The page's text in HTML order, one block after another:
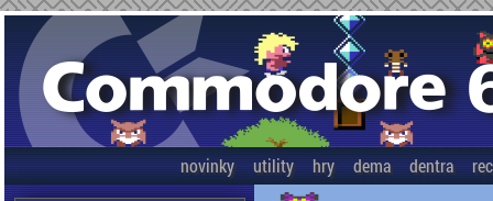
novinky utility hry dema dentra